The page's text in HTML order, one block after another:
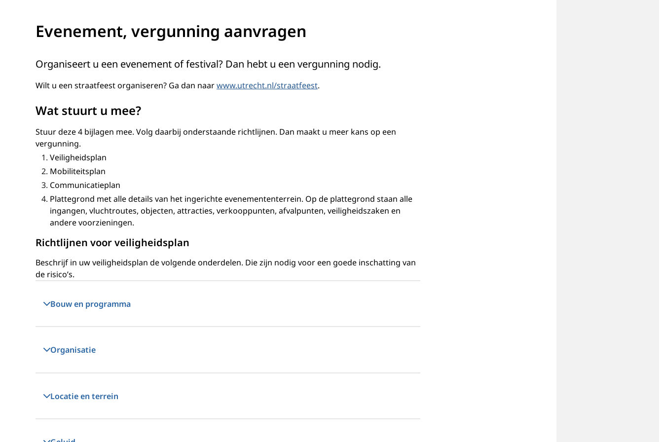
Evenement, vergunning aanvragen
Organiseert u een evenement of festival? Dan hebt u een vergunning nodig.
Wilt u een straatfeest organiseren? Ga dan naarwww.utrecht.nl/straatfeest.
Wat stuurt u mee?
Stuur deze 4 bijlagen mee. Volg daarbij onderstaande richtlijnen. Dan maakt u meer kans op een
vergunning.
Veiligheidsplan
Mobiliteitsplan
Communicatieplan
Plattegrond met alle details van het ingerichte evenemententerrein. Op de plattegrond staan alle
ingangen, vluchtroutes, objecten, attracties, verkooppunten, afvalpunten, veiligheidszaken en
andere voorzieningen.
Richtlijnen voor veiligheidsplan
Beschrijf in uw veiligheidsplan de volgende onderdelen. Die zijn nodig voor een goede inschatting van
de risico’s.
Bouw en programma
Organisatie
Locatie en terrein